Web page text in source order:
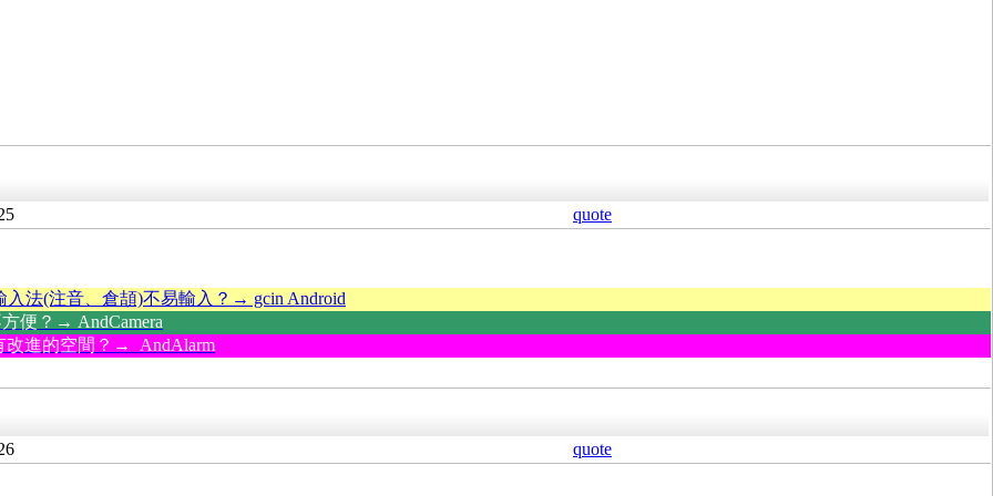
quote
入法(注音、倉頡)不易輸入？→ gcin Android
便？→ AndCamera
改進的空間？→ AndAlarm
quote